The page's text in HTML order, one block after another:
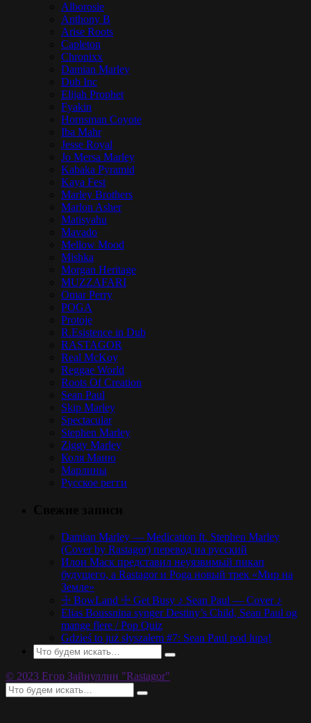
Alborosie
Anthony B
Arise Roots
Capleton
Chronixx
Damian Marley
Dub Inc
Elijah Prophet
Fyakin
Hornsman Coyote
Iba Mahr
Jesse Royal
Jo Mersa Marley
Kabaka Pyramid
Kaya Fest
Marley Brothers
Marlon Asher
Matisyahu
Mavado
Mellow Mood
Mishka
Morgan Heritage
MUZZAFARI
Omar Perry
POGA
Protoje
R.Esistence in Dub
RASTAGOR
Real McKoy
Reggae World
Roots Of Creation
Sean Paul
Skip Marley
Spectacular
Stephen Marley
Ziggy Marley
Коля Маню
Марлины
Русское регги
Damian Marley — Medication ft. Stephen Marley
(Cover by Rastagor) перевод на русский
Илон Маск представил неуязвимый пикап
будущего, а Rastagor и Poga новый трек «Мир на
Земле»
☩ BowLand ☩ Get Busy ♪ Sean Paul — Cover ♪
Elias Boussnina synger Destiny’s Child, Sean Paul og
mange flere / Pop Quiz
Gdzieś to już słyszałem #7: Sean Paul pod lupą!
© 2023 Егор Зайнуллин "Rastagor"